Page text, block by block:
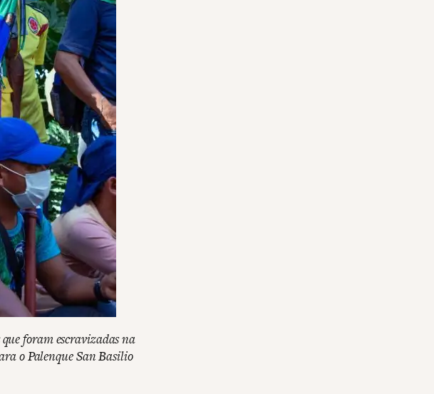
foram escravizadas na
o Palenque San Basilio